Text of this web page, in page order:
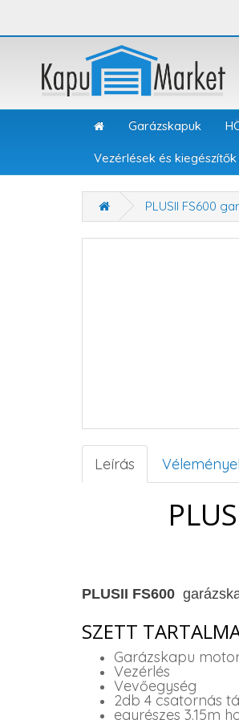
Garázskapuk
Vezérlések és kiegészítők
PLUSII FS600
Leírás
PLUSII FS600
SZETT
Garázskapu
Vezérlés
Vevőegység
2db 4 csatornás
egyrészes 3.15m